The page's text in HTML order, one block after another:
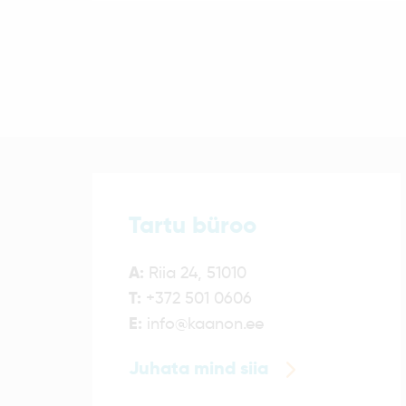
Tartu büroo
A: Riia 24, 51010
T: +372 501 0606
E: info@kaanon.ee
Juhata mind siia